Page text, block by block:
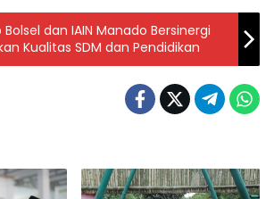
dan IAIN Manado Bersinergi
Kualitas SDM dan Pendidikan